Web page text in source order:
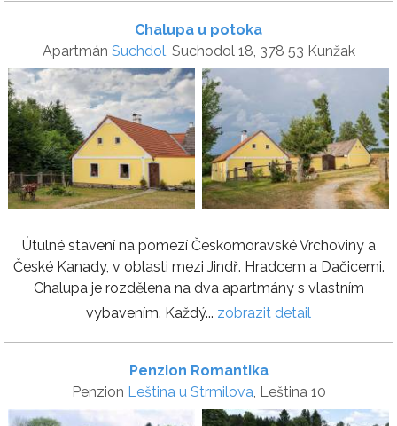
Chalupa u potoka
Apartmán Suchdol , Suchodol 18, 378 53 Kunžak
Útulné stavení na pomezí Českomoravské Vrchoviny a
České Kanady, v oblasti mezi Jindř. Hradcem a Dačicemi.
Chalupa je rozdělena na dva apartmány s vlastním
vybavením. Každý... zobrazit detail
Penzion Romantika
Penzion Leština u Strmilova , Leština 10